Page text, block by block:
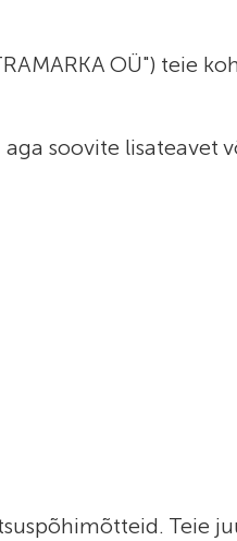
OÜ") teie
soovite lisateavet
Teie